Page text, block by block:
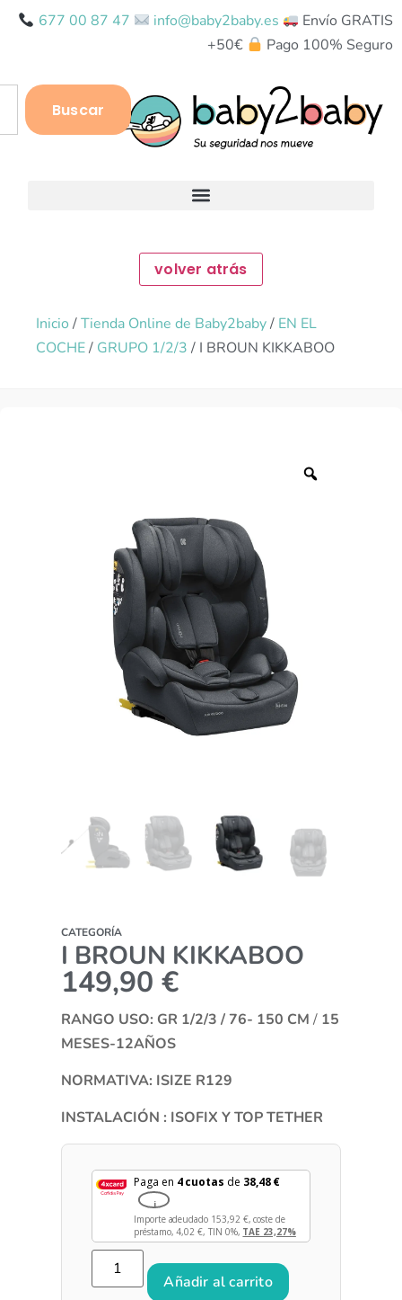
677 00 87 47 info@baby2baby.es
Envío GRATIS
+50€
Pago 100% Seguro
Buscar
Inicio /Tienda Online de Baby2baby/ EN EL
COCHE/ GRUPO 1/2/3 / I BROUN KIKKABOO
CATEGORÍA
I BROUN KIKKABOO
149,90 €
RANGO USO: GR 1/2/3 / 76- 150 CM / 15
MESES-12AÑOS
NORMATIVA: ISIZE R129
INSTALACIÓN : ISOFIX Y TOP TETHER
Paga en 4 cuotas de 38,48€
i
Importe adeudado 153,92 €, coste de
préstamo,4,02€, TIN 0%, TAE 23,27%
Añadir al carrito